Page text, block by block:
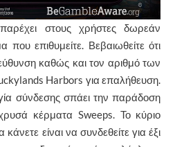
στους χρήστες δωρεάν
επιθυμείτε. Βεβαιωθείτε ότι
καθώς και τον αριθμό των
Harbors για επαλήθευση.
σύνδεσης σπάει την παράδοση
κέρματα Sweeps. Το κύριο
είναι να συνδεθείτε για έξι